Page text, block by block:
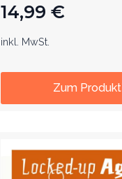
14,99 €
inkl. MwSt.
Zum Produkt